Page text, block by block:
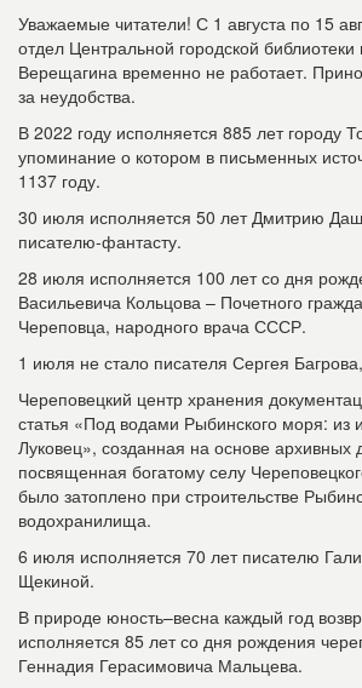
Уважаемые читатели! С 1 августа по 15
отдел Центральной городской
Верещагина временно не работает.
за неудобства.
В 2022 году исполняется 885 лет городу
упоминание о котором в письменных
1137 году.
30 июля исполняется 50 лет Дмитрию
писателю-фантасту.
28 июля исполняется 100 лет со дня
Васильевича Кольцова – Почетного
Череповца, народного врача СССР.
1 июля не стало писателя Сергея
Череповецкий центр хранения
статья «Под водами Рыбинского моря: из
Луковец», созданная на основе архивных
посвященная богатому селу
было затоплено при строительстве
водохранилища.
6 июля исполняется 70 лет писателю
Щекиной.
В природе юность–весна каждый год
исполняется 85 лет со дня рождения
Геннадия Герасимовича Мальцева.